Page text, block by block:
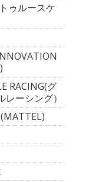
ゥルースケ
RACING(グ
レーシング）